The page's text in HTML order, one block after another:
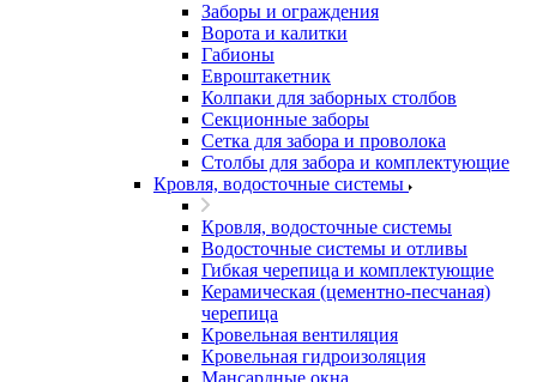
Заборы и ограждения
Ворота и калитки
Габионы
Евроштакетник
Колпаки для заборных столбов
Секционные заборы
Сетка для забора и проволока
Столбы для забора и комплектующие
Кровля, водосточные системы
Кровля, водосточные системы
Водосточные системы и отливы
Гибкая черепица и комплектующие
Керамическая (цементно-песчаная)
черепица
Кровельная вентиляция
Кровельная гидроизоляция
Мансардные окна